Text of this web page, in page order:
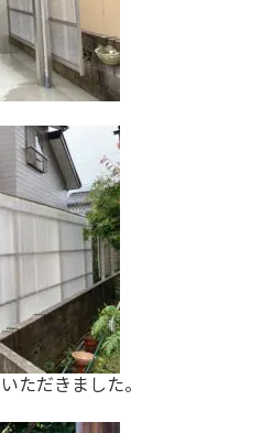
ただきました。